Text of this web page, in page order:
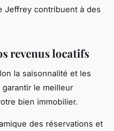
Jeffrey contribuent à des
revenus locatifs
la saisonnalité et les
le meilleur
bien immobilier.
des réservations et